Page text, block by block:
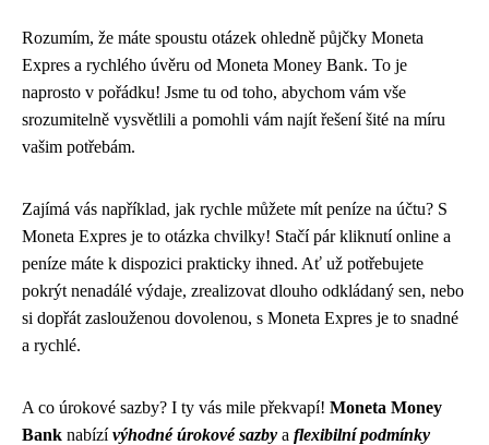
Rozumím, že máte spoustu otázek ohledně půjčky Moneta
Expres a rychlého úvěru od Moneta Money Bank. To je
naprosto v pořádku! Jsme tu od toho, abychom vám vše
srozumitelně vysvětlili a pomohli vám najít řešení šité na míru
vašim potřebám.
Zajímá vás například, jak rychle můžete mít peníze na účtu? S
Moneta Expres je to otázka chvilky! Stačí pár kliknutí online a
peníze máte k dispozici prakticky ihned. Ať už potřebujete
pokrýt nenadálé výdaje, zrealizovat dlouho odkládaný sen, nebo
si dopřát zaslouženou dovolenou, s Moneta Expres je to snadné
a rychlé.
A co úrokové sazby? I ty vás mile překvapí! Moneta Money
Bank nabízívýhodné úrokové sazby a flexibilní podmínky